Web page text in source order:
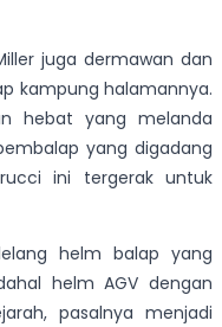
juga dermawan dan
kampung halamannya.
hebat yang melanda
yang digadang
ini tergerak untuk
helm balap yang
helm AGV dengan
pasalnya menjadi